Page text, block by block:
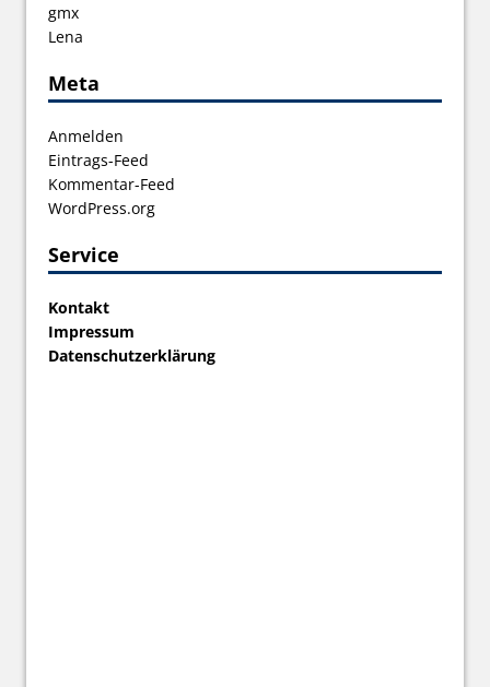
gmx
Lena
Meta
Anmelden
Eintrags-Feed
Kommentar-Feed
WordPress.org
Service
Kontakt
Impressum
Datenschutzerklärung